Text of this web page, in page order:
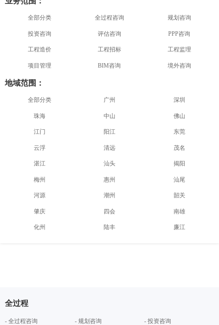
全部分类 全过程咨询 规划咨询
投资咨询 评估咨询 PPP咨询
工程造价 工程招标 工程监理
项目管理 BIM咨询 境外咨询
地域范围：
全部分类 广州 深圳
珠海 中山 佛山
江门 阳江 东莞
云浮 清远 茂名
湛江 汕头 揭阳
梅州 惠州 汕尾
河源 潮州 韶关
肇庆 四会 南雄
化州 陆丰 廉江
全过程
- 全过程咨询 - 规划咨询 - 投资咨询